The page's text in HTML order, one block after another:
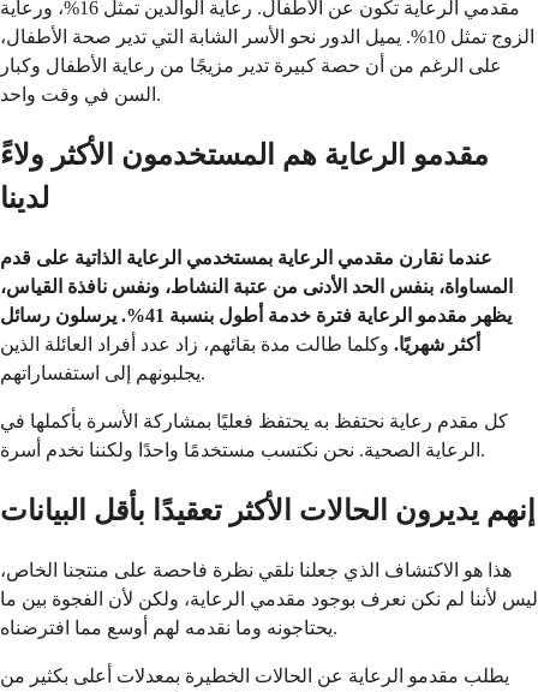
مقدمي الرعاية تكون عن الأطفال. رعاية الوالدين تمثل 16%، ورعاية
الزوج تمثل 10%. يميل الدور نحو الأسر الشابة التي تدير صحة الأطفال،
على الرغم من أن حصة كبيرة تدير مزيجًا من رعاية الأطفال وكبار
السن في وقت واحد.
مقدمو الرعاية هم المستخدمون الأكثر ولاءً
لدينا
عندما نقارن مقدمي الرعاية بمستخدمي الرعاية الذاتية على قدم
المساواة، بنفس الحد الأدنى من عتبة النشاط، ونفس نافذة القياس،
يظهر مقدمو الرعاية فترة خدمة أطول بنسبة 41%. يرسلون رسائل
أكثر شهريًا. وكلما طالت مدة بقائهم، زاد عدد أفراد العائلة الذين
يجلبونهم إلى استفساراتهم.
كل مقدم رعاية نحتفظ به يحتفظ فعليًا بمشاركة الأسرة بأكملها في
الرعاية الصحية. نحن نكتسب مستخدمًا واحدًا ولكننا نخدم أسرة.
إنهم يديرون الحالات الأكثر تعقيدًا بأقل البيانات
هذا هو الاكتشاف الذي جعلنا نلقي نظرة فاحصة على منتجنا الخاص،
ليس لأننا لم نكن نعرف بوجود مقدمي الرعاية، ولكن لأن الفجوة بين ما
يحتاجونه وما نقدمه لهم أوسع مما افترضناه.
يطلب مقدمو الرعاية عن الحالات الخطيرة بمعدلات أعلى بكثير من